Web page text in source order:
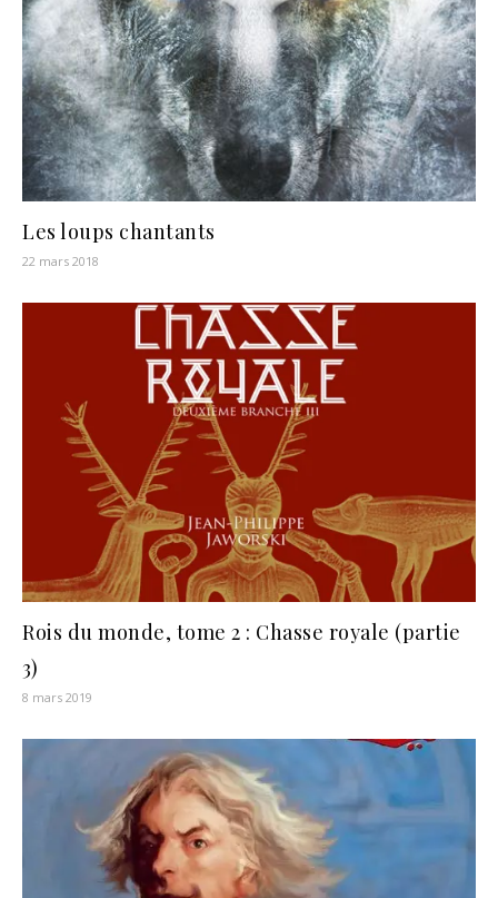
Les loups chantants
22 mars 2018
Rois du monde, tome 2 : Chasse royale (partie
3)
8 mars 2019